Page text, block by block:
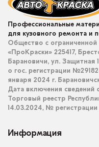
Профессиональные
для кузовного ремонта и
Общество с ограниченной
«ПроКраски» 225417,
Барановичи, ул. Защитная
о гос. регистрации
января 2024 г.
Дата включения сведений
Торговый реестр
14.03.2024, № регистрации
Информация